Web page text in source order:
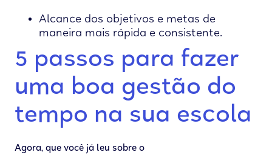
Alcance dos objetivos e metas de
maneira mais rápida e consistente.
5 passos para fazer
uma boa gestão do
tempo na sua escola
Agora, que você já leu sobre o